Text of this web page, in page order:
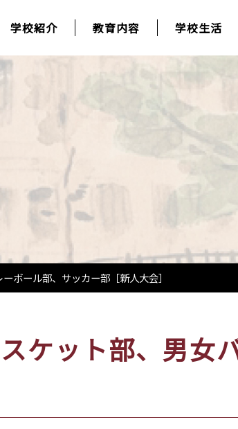
学校紹介
教育内容 学校生活
ボール部、サッカー部［新人大会］
ケット部、男女